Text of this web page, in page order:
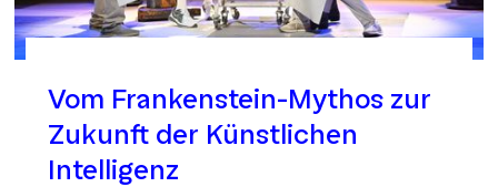
Vom Frankenstein-Mythos zur
Zukunft der Künstlichen
Intelligenz